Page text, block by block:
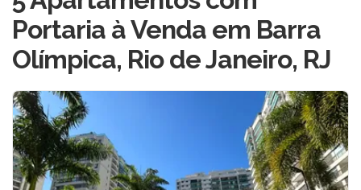
Portaria à Venda em Barra
Olímpica, Rio de Janeiro, RJ